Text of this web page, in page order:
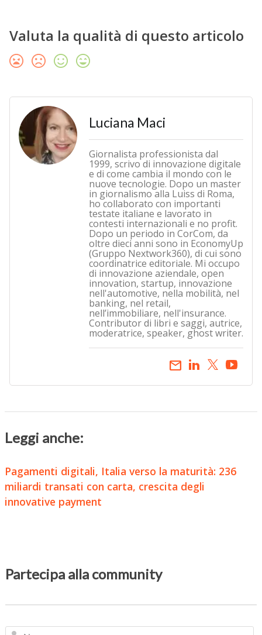
Valuta la qualità di questo articolo
Luciana Maci
Giornalista professionista dal
1999, scrivo di innovazione digitale
e di come cambia il mondo con le
nuove tecnologie. Dopo un master
in giornalismo alla Luiss di Roma,
ho collaborato con importanti
testate italiane e lavorato in
contesti internazionali e no profit.
Dopo un periodo in CorCom, da
oltre dieci anni sono in EconomyUp
(Gruppo Nextwork360), di cui sono
coordinatrice editoriale. Mi occupo
di innovazione aziendale, open
innovation, startup, innovazione
nell'automotive, nella mobilità, nel
banking, nel retail,
nell’immobiliare, nell'insurance.
Contributor di libri e saggi, autrice,
moderatrice, speaker, ghost writer.
email
Leggi anche:
Pagamenti digitali, Italia verso la maturità: 236
miliardi transati con carta, crescita degli
innovative payment
Partecipa alla community